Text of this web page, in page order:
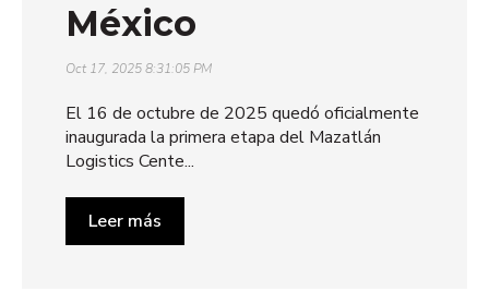
México
Oct 17, 2025 8:31:05 PM
El 16 de octubre de 2025 quedó oficialmente
inaugurada la primera etapa del Mazatlán
Logistics Cente...
Leer más